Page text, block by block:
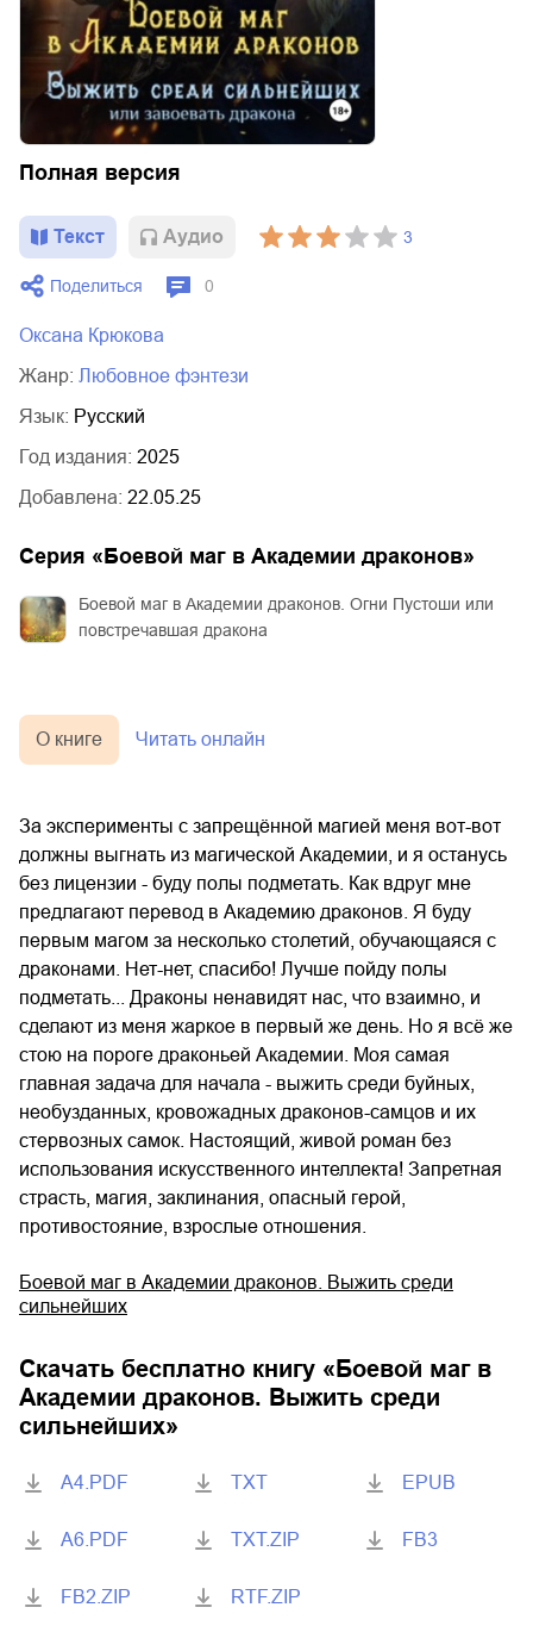
Полная версия
Текст Aудио 3
Поделиться 0
Оксана Крюкова
Жанр:
любовное фэнтези
Язык: Русский
Год издания: 2025
Добавлена: 22.05.25
Серия « Боевой маг в Академии драконов»
Боевой маг в Академии драконов. Огни Пустоши или
повстречавшая дракона
О книге Читать онлайн
За эксперименты с запрещённой магией меня вот-вот
должны выгнать из магической Академии, и я останусь
без лицензии - буду полы подметать. Как вдруг мне
предлагают перевод в Академию драконов. Я буду
первым магом за несколько столетий, обучающаяся с
драконами. Нет-нет, спасибо! Лучше пойду полы
подметать... Драконы ненавидят нас, что взаимно, и
сделают из меня жаркое в первый же день. Но я всё же
стою на пороге драконьей Академии. Моя самая
главная задача для начала - выжить среди буйных,
необузданных, кровожадных драконов-самцов и их
стервозных самок. Настоящий, живой роман без
использования искусственного интеллекта! Запретная
страсть, магия, заклинания, опасный герой,
противостояние, взрослые отношения.
Боевой маг в Академии драконов. Выжить среди
сильнейших
Скачать бесплатно книгу « Боевой маг в
Академии драконов. Выжить среди
сильнейших»
A4.PDF
A6.PDF
FB2.ZIP
TXT
TXT.ZIP
RTF.ZIP
EPUB
FB3